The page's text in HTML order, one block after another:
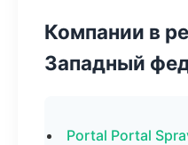
Компании в
Западный
Portal Portal